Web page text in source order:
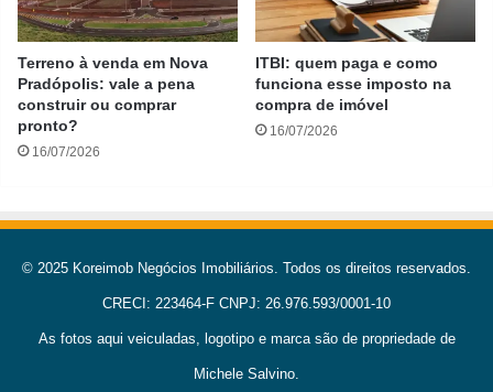
Terreno à venda em Nova
Pradópolis: vale a pena
construir ou comprar
pronto?
16/07/2026
ITBI: quem paga e como
funciona esse imposto na
compra de imóvel
16/07/2026
© 2025 Koreimob Negócios Imobiliários. Todos os direitos reservados.
CRECI: 223464-F CNPJ: 26.976.593/0001-10
As fotos aqui veiculadas, logotipo e marca são de propriedade de
Michele Salvino.